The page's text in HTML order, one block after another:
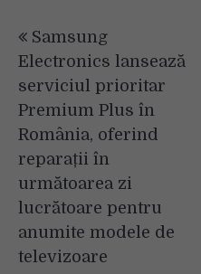
în
articole
Samsung
Electronics lansează
serviciul prioritar
Premium Plus în
România, oferind
reparații în
următoarea zi
lucrătoare pentru
anumite modele de
televizoare